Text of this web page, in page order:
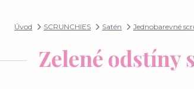
Úvod SCRUNCHIES Satén Jednobarevné
Zelené odstíny